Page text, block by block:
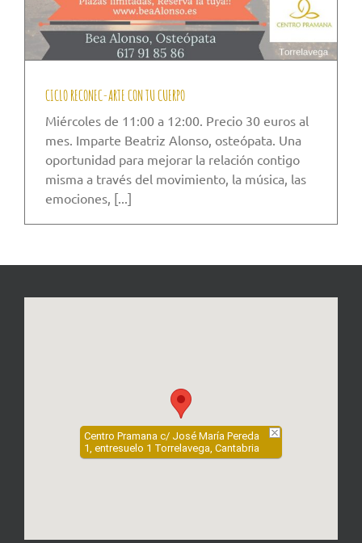
CICLO RECONEC-ARTE CON TU CUERPO
Miércoles de 11:00 a 12:00. Precio 30 euros al
mes. Imparte Beatriz Alonso, osteópata. Una
oportunidad para mejorar la relación contigo
misma a través del movimiento, la música, las
emociones, [...]
Centro Pramana c/ José María Pereda
1, entresuelo 1 Torrelavega, Cantabria